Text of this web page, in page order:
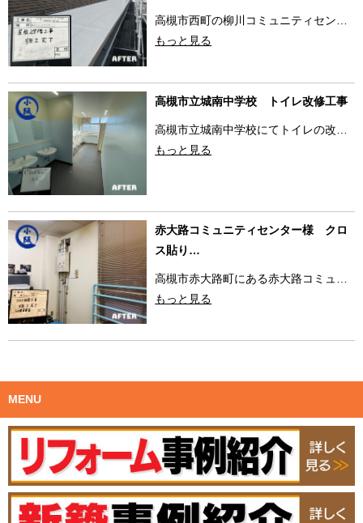
高槻市西町の柳川コミュニティセン…
もっと見る
高槻市立城南中学校 トイレ改修工事
高槻市立城南中学校にてトイレの改…
もっと見る
赤大路コミュニティセンター様 クロ
ス貼り…
高槻市赤大路町にある赤大路コミュ…
もっと見る
MENU